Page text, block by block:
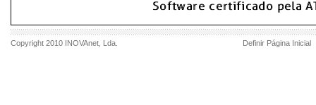
Copyright 2010 INOVAnet , Lda. Definir Página Inicial